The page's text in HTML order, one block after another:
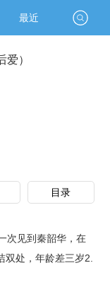
最近
）
目录
见到秦韶华，在
处，年龄差三岁2.